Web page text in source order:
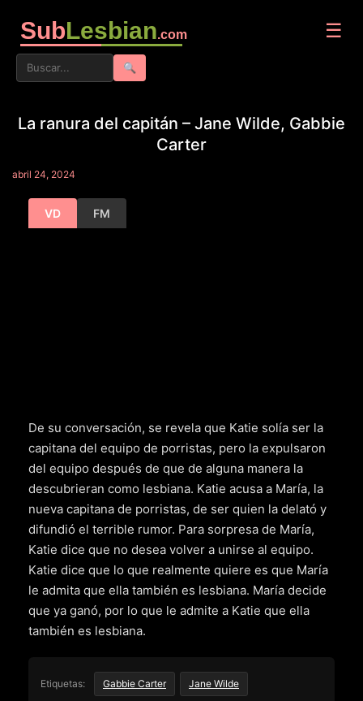
SubLesbian.com ☰
🔍
La ranura del capitán – Jane Wilde, Gabbie
Carter
abril 24, 2024
VD FM
De su conversación, se revela que Katie solía ser la
capitana del equipo de porristas, pero la expulsaron
del equipo después de que de alguna manera la
descubrieran como lesbiana. Katie acusa a María, la
nueva capitana de porristas, de ser quien la delató y
difundió el terrible rumor. Para sorpresa de María,
Katie dice que no desea volver a unirse al equipo.
Katie dice que lo que realmente quiere es que María
le admita que ella también es lesbiana. María decide
que ya ganó, por lo que le admite a Katie que ella
también es lesbiana.
Etiquetas: Gabbie Carter Jane Wilde